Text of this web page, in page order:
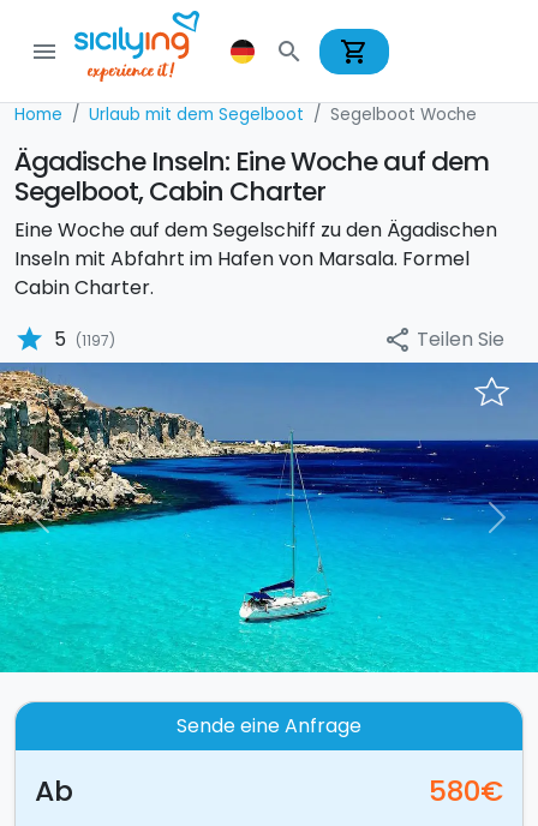
menu search shopping_cart
Home Urlaub mit dem Segelboot Segelboot Woche
Ägadische Inseln: Eine Woche auf dem
Segelboot, Cabin Charter
Eine Woche auf dem Segelschiff zu den Ägadischen
Inseln mit Abfahrt im Hafen von Marsala. Formel
Cabin Charter.
star 5 (1197) share Teilen Sie
Previous Next
Sende eine Anfrage
Ab 580€